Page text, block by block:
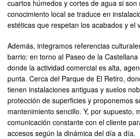
cuartos húmedos y cortes de agua si son
conocimiento local se traduce en
estéticas que respetan los acabados y el
Además, integramos referencias
barrio: en torno al Paseo de la
donde la actividad comercial es alta,
punta. Cerca del Parque de El Retiro,
tienen instalaciones antiguas y suelos
protección de superficies y proponemos
mantenimiento sencillo. Y, por supuesto,
comunicación constante con el cliente
accesos según la dinámica del día a día.